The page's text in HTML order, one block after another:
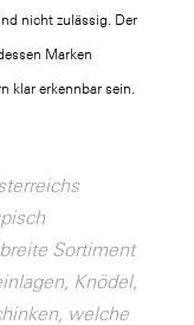
nicht zulässig. Der
Marken
klar erkennbar sein.
Sortiment
Knödel,
welche